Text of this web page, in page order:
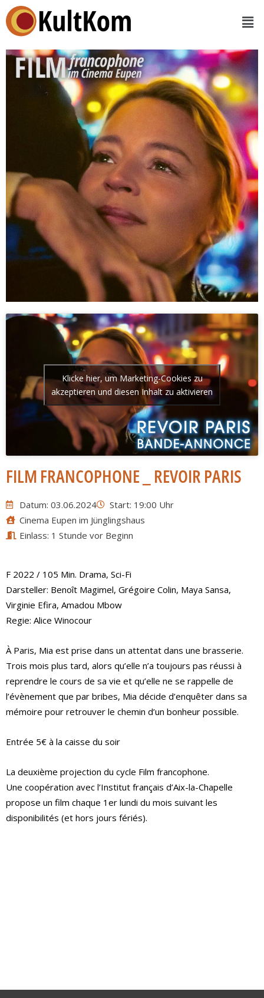
Klicke hier, um Marketing-Cookies zu
akzeptieren und diesen Inhalt zu aktivieren
FILM FRANCOPHONE _ REVOIR PARIS
Datum: 03.06.2024
Start: 19:00 Uhr
Cinema Eupen im Jünglingshaus
Einlass: 1 Stunde vor Beginn
F 2022 / 105 Min. Drama, Sci-Fi
Darsteller: Benoît Magimel, Grégoire Colin, Maya Sansa,
Virginie Efira, Amadou Mbow
Regie: Alice Winocour
À Paris, Mia est prise dans un attentat dans une brasserie.
Trois mois plus tard, alors qu’elle n’a toujours pas réussi à
reprendre le cours de sa vie et qu’elle ne se rappelle de
l’évènement que par bribes, Mia décide d’enquêter dans sa
mémoire pour retrouver le chemin d’un bonheur possible.
Entrée 5€ à la caisse du soir
La deuxième projection du cycle Film francophone.
Une coopération avec l’Institut français d’Aix-la-Chapelle
propose un film chaque 1er lundi du mois suivant les
disponibilités (et hors jours fériés).